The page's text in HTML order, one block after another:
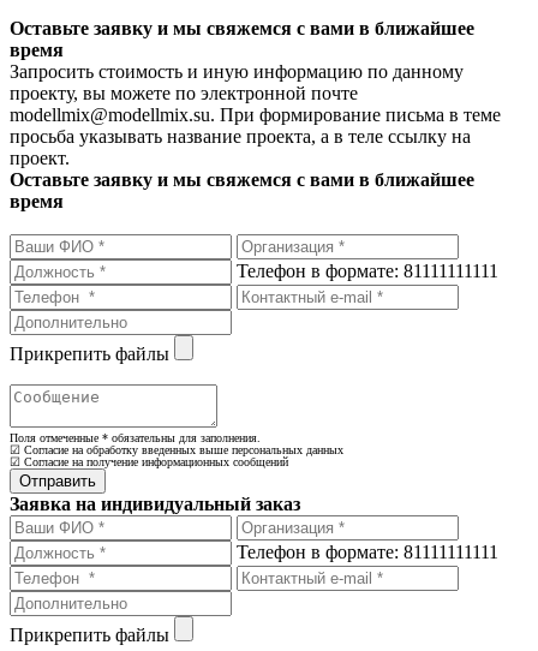
Оставьте заявку и мы свяжемся с вами в ближайшее
время
Запросить стоимость и иную информацию по данному
проекту, вы можете по электронной почте
modellmix@modellmix.su. При формирование письма в теме
просьба указывать название проекта, а в теле ссылку на
проект.
Оставьте заявку и мы свяжемся с вами в ближайшее
время
Телефон в формате: 81111111111
Прикрепить файлы
Поля отмеченные * обязательны для заполнения.
☑ Согласие на обработку введенных выше персональных данных
☑ Согласие на получение информационных сообщений
Заявка на индивидуальный заказ
Телефон в формате: 81111111111
Прикрепить файлы